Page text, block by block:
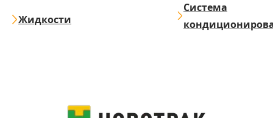
Жидкости
Система